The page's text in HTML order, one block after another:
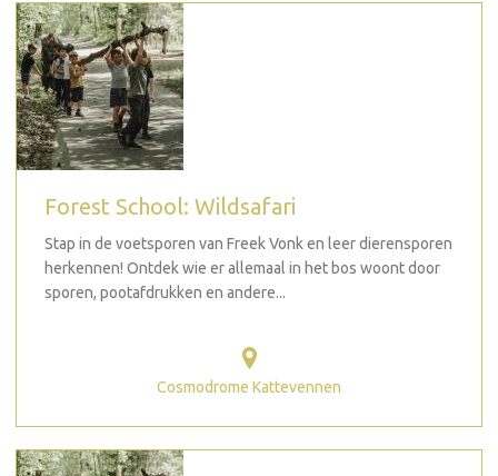
Forest School: Wildsafari
Stap in de voetsporen van Freek Vonk en leer dierensporen
herkennen! Ontdek wie er allemaal in het bos woont door
sporen, pootafdrukken en andere...
Cosmodrome Kattevennen